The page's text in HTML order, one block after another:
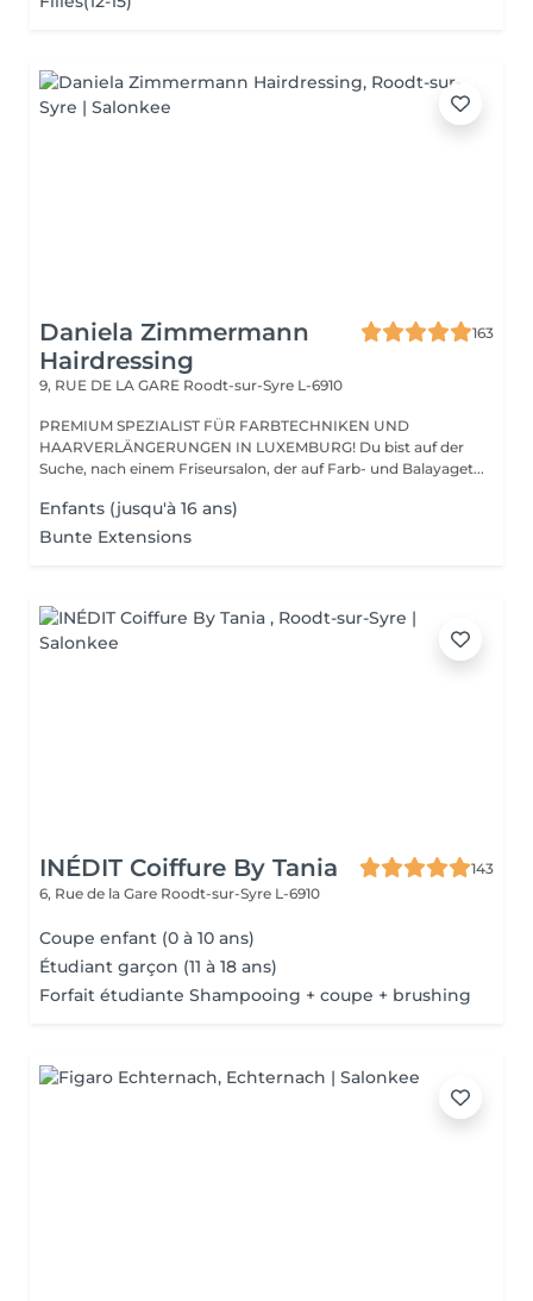
Daniela Zimmermann
Hairdressing
163
9, RUE DE LA GARE Roodt-sur-Syre L-6910
PREMIUM SPEZIALIST FÜR FARBTECHNIKEN UND
HAARVERLÄNGERUNGEN IN LUXEMBURG! Du bist auf der
Suche, nach einem Friseursalon, der auf Farb- und Balayaget...
Enfants (jusqu'à 16 ans)
Bunte Extensions
INÉDIT Coiffure By Tania
143
6, Rue de la Gare Roodt-sur-Syre L-6910
Coupe enfant (0 à 10 ans)
Étudiant garçon (11 à 18 ans)
Forfait étudiante Shampooing + coupe + brushing